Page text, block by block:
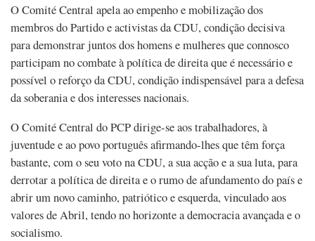
O Comité Central apela ao empenho e mobilização dos
membros do Partido e activistas da CDU, condição decisiva
para demonstrar juntos dos homens e mulheres que connosco
participam no combate à política de direita que é necessário e
possível o reforço da CDU, condição indispensável para a defesa
da soberania e dos interesses nacionais.
O Comité Central do PCP dirige-se aos trabalhadores, à
juventude e ao povo português afirmando-lhes que têm força
bastante, com o seu voto na CDU, a sua acção e a sua luta, para
derrotar a política de direita e o rumo de afundamento do país e
abrir um novo caminho, patriótico e esquerda, vinculado aos
valores de Abril, tendo no horizonte a democracia avançada e o
socialismo.